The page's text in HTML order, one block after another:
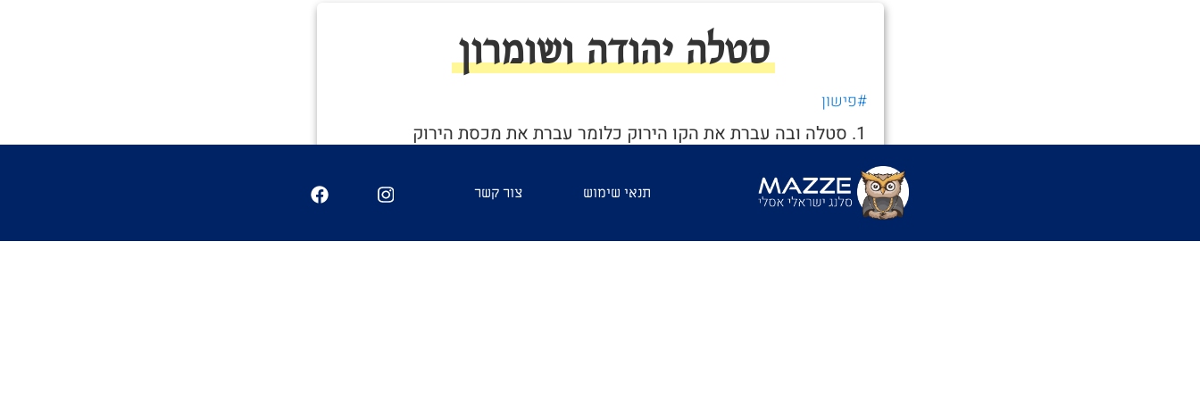
סטלה יהודה ושומרון
#פישון
1. סטלה ובה עברת את הקו הירוק כלומר עברת את מכסת הירוק
שימושים
תנאי שימוש צור קשר